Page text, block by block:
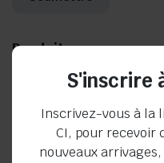
Produits connexes
S'inscrire
Inscrivez-vous à la
CI, pour recevoir
nouveaux